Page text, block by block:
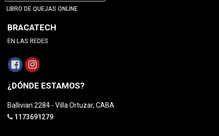
LIBRO DE QUEJAS ONLINE
BRACATECH
EN LAS REDES
¿DÓNDE ESTAMOS?
Ballivian 2284 - Villa Ortuzar, CABA
1173691279